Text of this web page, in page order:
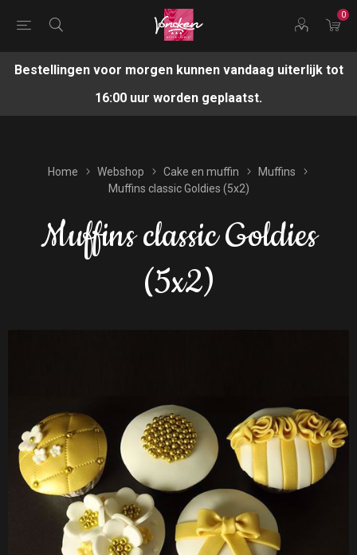
0
Bestellingen voor morgen kunnen vandaag uiterlijk tot
16:00 uur worden geplaatst.
Home Webshop Cake en muffin
Muffins
Muffins classic Goldies (5x2)
Muffins classic Goldies
(5x2)